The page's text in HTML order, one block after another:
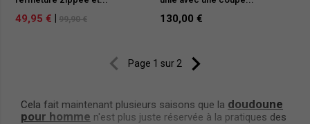
49,95 € 99,90 € 130,00 €
 Page 1 sur 2 
Cela fait maintenant plusieurs saisons que la doudoune
pour homme n'est plus juste réservée à la pratiques des